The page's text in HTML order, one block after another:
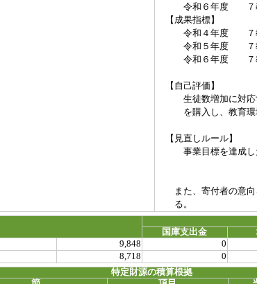
令和６年度 ７教室
【成果指標】
令和４年度 ７教室
令和５年度 ７教室
令和６年度 ７教室
【自己評価】
生徒数増加に対応す
を購入し、教育環境
【見直しルール】
事業目標を達成した
また、寄付者の意向
る。
国庫支出金
9,848
0
8,718
0
特定財源の積算根拠